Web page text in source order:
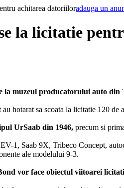
achitarea datoriiloradauga un
la licitatie
la muzeul producatorului auto
hotarat sa scoata la licitatie 120
UrSaab din 1946, precum si
1, Saab 9X, Tribeco Concept,
ale modelului 9-3.
vor face obiectul viitoarei